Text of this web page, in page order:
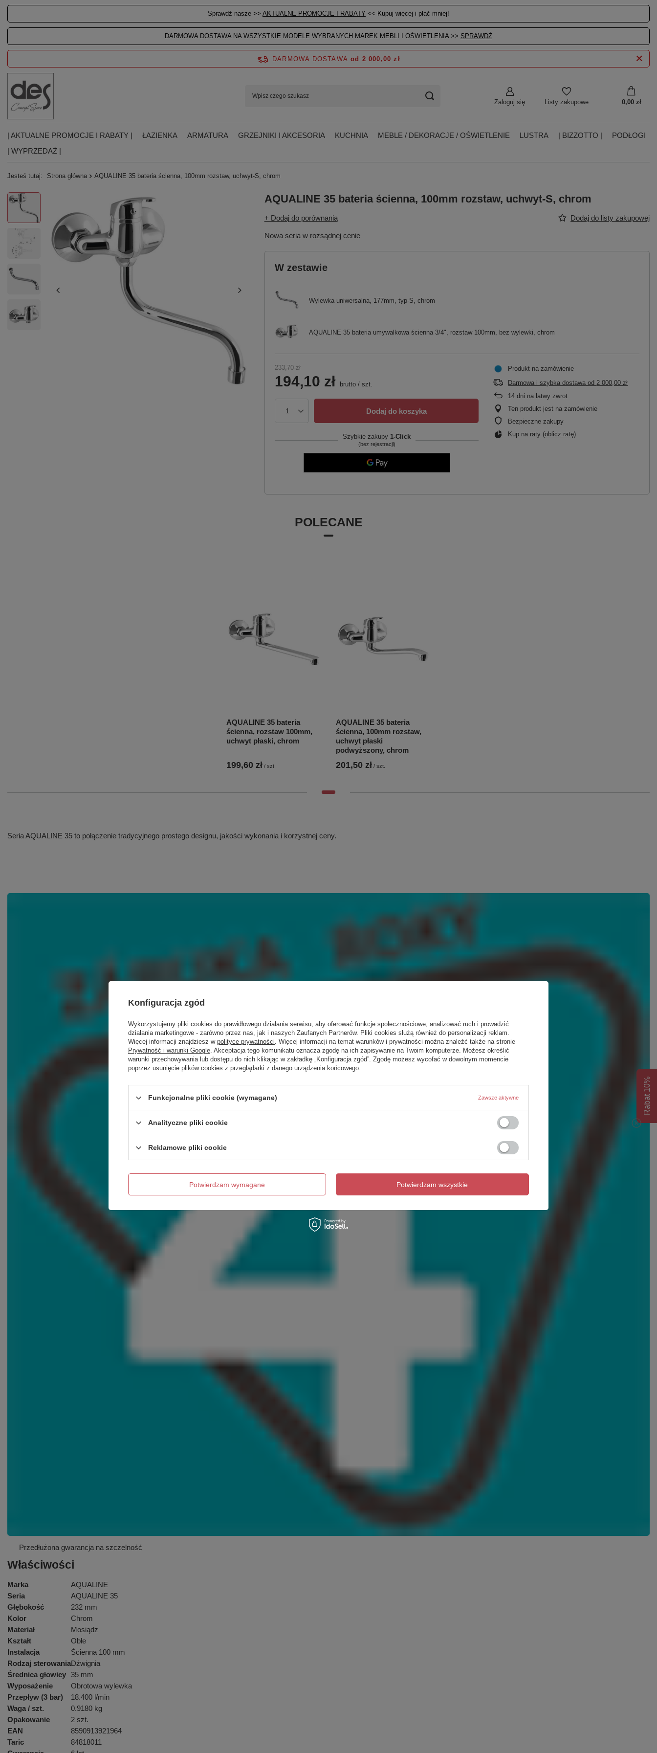
Sprawdź nasze >> AKTUALNE PROMOCJE I RABATY << Kupuj więcej i płać mniej!
DARMOWA DOSTAWA NA WSZYSTKIE MODELE WYBRANYCH MAREK MEBLI I OŚWIETLENIA >> SPRAWDŹ
Zaloguj się Listy zakupowe 0,00 zł
DARMOWA DOSTAWA od 2 000,00 zł
| AKTUALNE PROMOCJE I RABATY | ŁAZIENKA ARMATURA GRZEJNIKI I AKCESORIA KUCHNIA MEBLE / DEKORACJE / OŚWIETLENIE LUSTRA | BIZZOTTO |
PODŁOGI
| WYPRZEDAŻ |
Jesteś tutaj: Strona główna AQUALINE 35 bateria ścienna, 100mm rozstaw, uchwyt-S, chrom
AQUALINE 35 bateria ścienna, 100mm rozstaw, uchwyt-S, chrom
+ Dodaj do porównania Dodaj do listy zakupowej
Nowa seria w rozsądnej cenie
W zestawie
Wylewka uniwersalna, 177mm, typ-S, chrom
AQUALINE 35 bateria umywalkowa ścienna 3/4", rozstaw 100mm, bez wylewki, chrom
233,70 zł
194,10 zł brutto/ szt.
Dodaj do koszyka
Szybkie zakupy 1-Click
(bez rejestracji)
Produkt na zamówienie
Darmowa i szybka dostawa od2 000,00 zł
14 dni na łatwy zwrot
Ten produkt jest na zamówienie
Bezpieczne zakupy
Kup na raty (oblicz ratę)
POLECANE
AQUALINE 35 bateria
ścienna, rozstaw 100mm,
uchwyt płaski, chrom
199,60 zł / szt.
AQUALINE 35 bateria
ścienna, 100mm rozstaw,
uchwyt płaski
podwyższony, chrom
201,50 zł / szt.
Seria AQUALINE 35 to połączenie tradycyjnego prostego designu, jakości wykonania i korzystnej ceny.
Przedłużona gwarancja na szczelność
Właściwości
Marka
AQUALINE
Seria
AQUALINE 35
Głębokość
232 mm
Kolor
Chrom
Materiał
Mosiądz
Kształt
Obłe
Instalacja
Ścienna 100 mm
Rodzaj sterowaniaDźwignia
Średnica głowicy 35 mm
Wyposażenie
Obrotowa wylewka
Przepływ (3 bar)
18.400 l/min
Waga / szt.
0.9180 kg
Opakowanie
2 szt.
EAN
8590913921964
Taric
84818011
Rabat 10%
Konfiguracja zgód
Wykorzystujemy pliki cookies do prawidłowego działania serwisu, aby oferować funkcje społecznościowe, analizować ruch i prowadzić
działania marketingowe - zarówno przez nas, jak i naszych Zaufanych Partnerów. Pliki cookies służą również do personalizacji reklam.
Więcej informacji znajdziesz w polityce prywatności. Więcej informacji na temat warunków i prywatności można znaleźć także na stronie
Prywatność i warunki Google. Akceptacja tego komunikatu oznacza zgodę na ich zapisywanie na Twoim komputerze. Możesz określić
warunki przechowywania lub dostępu do nich klikając w zakładkę „Konfiguracja zgód”. Zgodę możesz wycofać w dowolnym momencie
poprzez usunięcie plików cookies z przeglądarki z danego urządzenia końcowego.
Funkcjonalne pliki cookie (wymagane) Zawsze aktywne
Analityczne pliki cookie
Reklamowe pliki cookie
Potwierdzam wymagane Potwierdzam wszystkie